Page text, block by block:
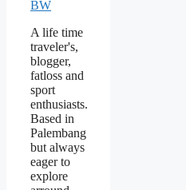
A life time
traveler's,
blogger,
fatloss and
sport
enthusiasts.
Based in
Palembang
but always
eager to
explore